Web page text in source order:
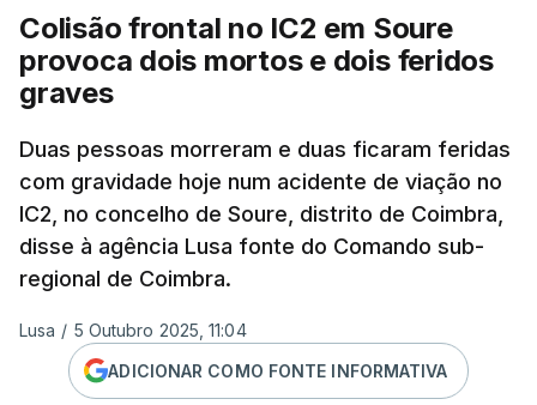
Colisão frontal no IC2 em Soure
provoca dois mortos e dois feridos
graves
Duas pessoas morreram e duas ficaram feridas
com gravidade hoje num acidente de viação no
IC2, no concelho de Soure, distrito de Coimbra,
disse à agência Lusa fonte do Comando sub-
regional de Coimbra.
Lusa / 5 Outubro 2025, 11:04
ADICIONAR COMO FONTE INFORMATIVA